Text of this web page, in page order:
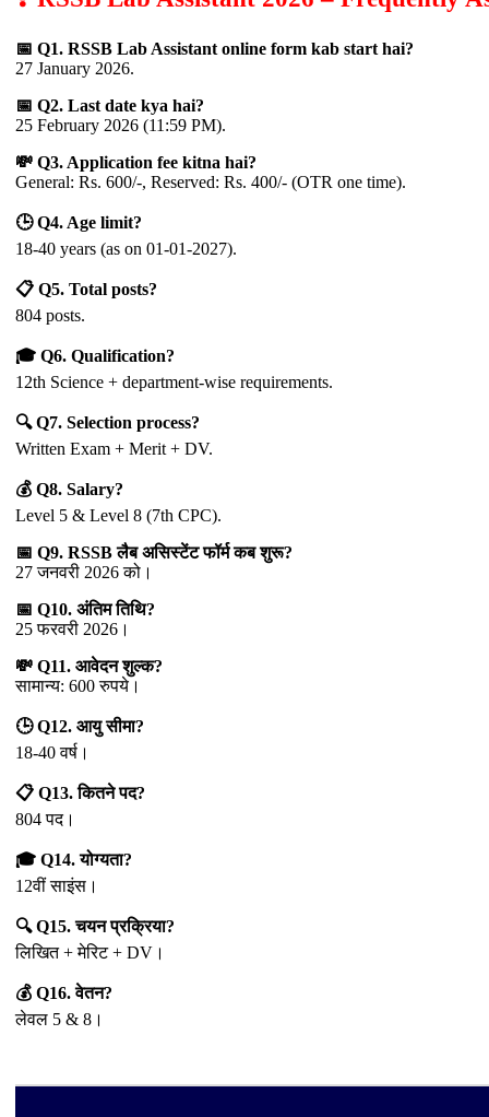
📅 Q1. RSSB Lab Assistant online form kab start hai?
27 January 2026.
📅 Q2. Last date kya hai?
25 February 2026 (11:59 PM).
💸 Q3. Application fee kitna hai?
General: Rs. 600/-, Reserved: Rs. 400/- (OTR one time).
🕒 Q4. Age limit?
18-40 years (as on 01-01-2027).
📋 Q5. Total posts?
804 posts.
🎓 Q6. Qualification?
12th Science + department-wise requirements.
🔍 Q7. Selection process?
Written Exam + Merit + DV.
💰 Q8. Salary?
Level 5 & Level 8 (7th CPC).
📅 Q9. RSSB लैब असिस्टेंट फॉर्म कब शुरू?
27 जनवरी 2026 को।
📅 Q10. अंतिम तिथि?
25 फरवरी 2026।
💸 Q11. आवेदन शुल्क?
सामान्य: 600 रुपये।
🕒 Q12. आयु सीमा?
18-40 वर्ष।
📋 Q13. कितने पद?
804 पद।
🎓 Q14. योग्यता?
12वीं साइंस।
🔍 Q15. चयन प्रक्रिया?
लिखित + मेरिट + DV।
💰 Q16. वेतन?
लेवल 5 & 8।